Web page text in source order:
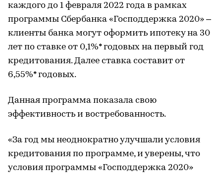
каждого до 1 февраля 2022 года в рамках
программы Сбербанка «Господдержка 2020» –
клиенты банка могут оформить ипотеку на 30
лет по ставке от 0,1%* годовых на первый год
кредитования. Далее ставка составит от
6,55%* годовых.
Данная программа показала свою
эффективность и востребованность.
«За год мы неоднократно улучшали условия
кредитования по программе, и уверены, что
условия программы «Господдержка 2020»